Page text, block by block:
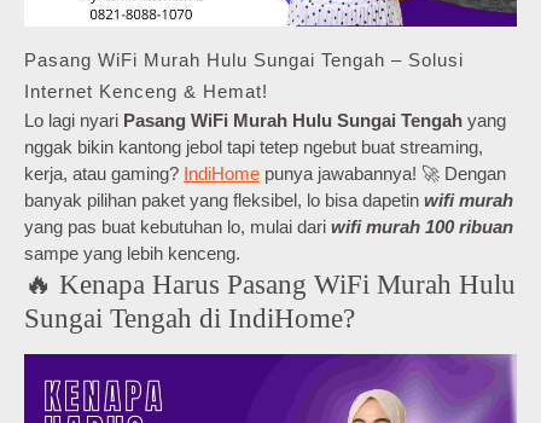
Pasang WiFi Murah Hulu Sungai Tengah – Solusi
Internet Kenceng & Hemat!
Lo lagi nyari Pasang WiFi Murah Hulu Sungai Tengah yang
nggak bikin kantong jebol tapi tetep ngebut buat streaming,
kerja, atau gaming? IndiHome punya jawabannya! 🚀 Dengan
banyak pilihan paket yang fleksibel, lo bisa dapetin wifi murah
yang pas buat kebutuhan lo, mulai dari wifi murah 100 ribuan
sampe yang lebih kenceng.
🔥 Kenapa Harus Pasang WiFi Murah Hulu
Sungai Tengah di IndiHome?